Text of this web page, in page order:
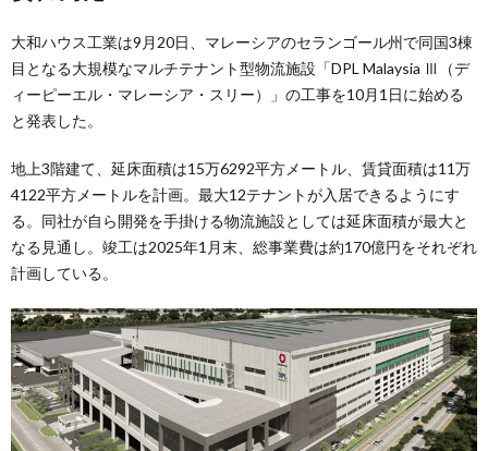
大和ハウス工業は9月20日、マレーシアのセランゴール州で同国3棟
目となる大規模なマルチテナント型物流施設「DPL Malaysia Ⅲ（デ
ィーピーエル・マレーシア・スリー）」の工事を10月1日に始める
と発表した。
地上3階建て、延床面積は15万6292平方メートル、賃貸面積は11万
4122平方メートルを計画。最大12テナントが入居できるようにす
る。同社が自ら開発を手掛ける物流施設としては延床面積が最大と
なる見通し。竣工は2025年1月末、総事業費は約170億円をそれぞれ
計画している。